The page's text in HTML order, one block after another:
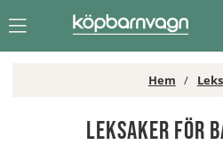
Hem
Leksaker för